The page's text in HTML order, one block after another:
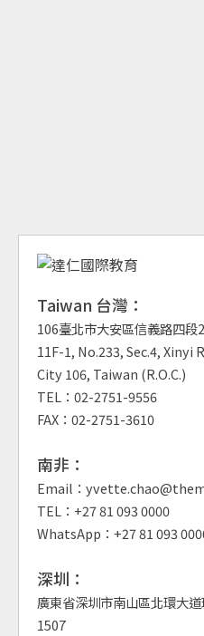
Taiwan 台灣：
106臺北市大安區信義路四段
11F-1, No.233, Sec.4,
City 106, Taiwan (R.O.C.)
TEL：02-2751-9556
FAX：02-2751-3610
南非：
Email：
TEL：+27 81 093 0000
WhatsApp：+27 81 093
深圳：
廣東省深圳市南山區北環大
1507